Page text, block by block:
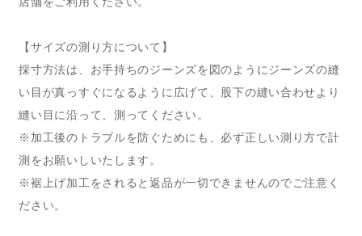
【サイズの測り方について】
採寸方法は、お手持ちのジーンズを図のようにジーンズの縫
い目が真っすぐになるように広げて、股下の縫い合わせより
縫い目に沿って、測ってください。
※加工後のトラブルを防ぐためにも、必ず正しい測り方で計
測をお願いしいたします。
※裾上げ加工をされると返品が一切できませんのでご注意く
ださい。